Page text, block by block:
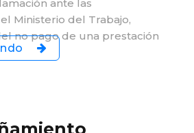
ante las
Ministerio del Trabajo,
no pago de una prestación